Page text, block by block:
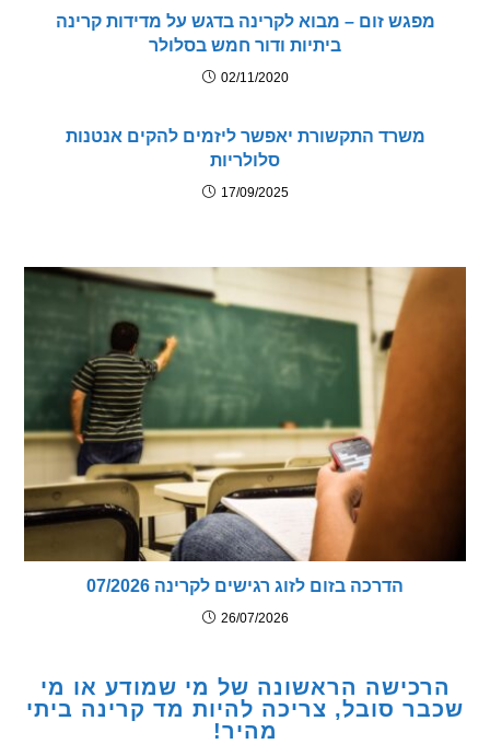
זום – מבוא לקרינה בדגש על מדידות קרינה
ביתיות ודור חמש בסלולר
02/11/2020
משרד התקשורת יאפשר ליזמים להקים אנטנות
סלולריות
17/09/2025
הדרכה בזום לזוג רגישים לקרינה 07/2026
26/07/2026
הראשונה של מי שמודע או מי
סובל, צריכה להיות מד קרינה ביתי
מהיר!